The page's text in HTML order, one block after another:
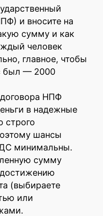
и вносите на
сумму и как
человек
главное, чтобы
был — 2000
НПФ
в надежные
строго
шансы
минимальны.
сумму
достижению
(выбираете
или